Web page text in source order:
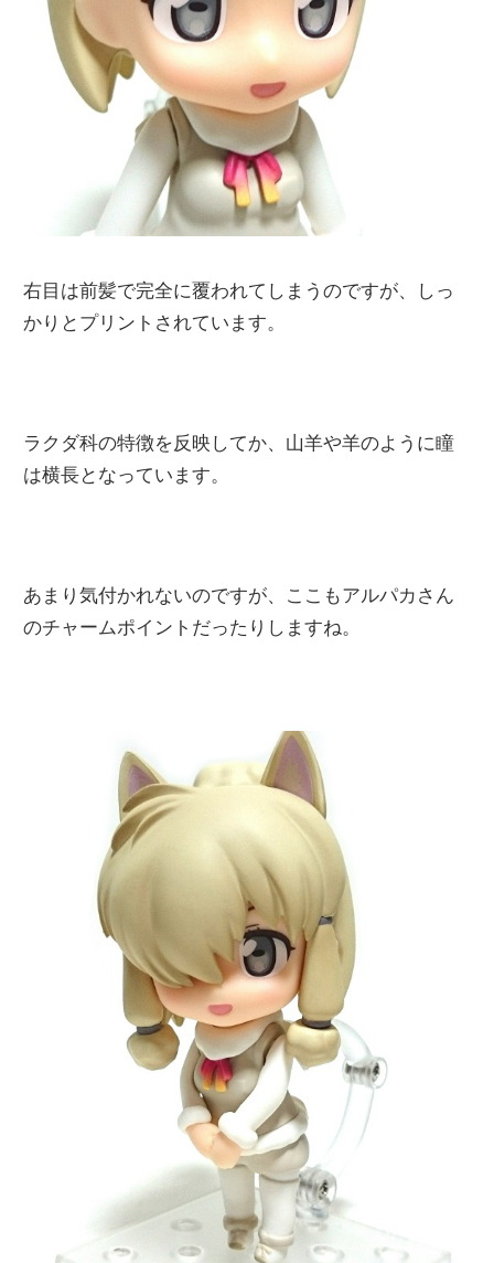
右目は前髪で完全に覆われてしまうのですが、しっ
かりとプリントされています。
ラクダ科の特徴を反映してか、山羊や羊のように瞳
は横長となっています。
あまり気付かれないのですが、ここもアルパカさん
のチャームポイントだったりしますね。